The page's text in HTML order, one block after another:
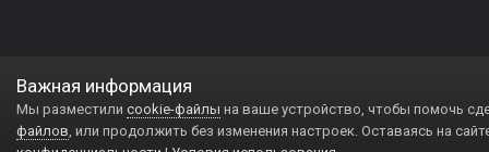
Важная информация
Мы разместили cookie-файлы на ваше устройство, чтобы помочь
файлов, или продолжить без изменения настроек. Оставаясь на